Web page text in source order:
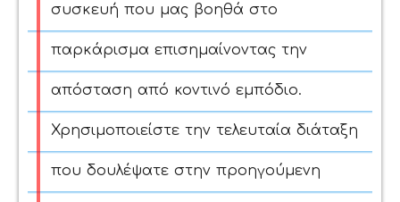
συσκευή που μας βοηθά στο
παρκάρισμα επισημαίνοντας την
απόσταση από κοντινό εμπόδιο.
Χρησιμοποιείστε την τελευταία διάταξη
που δουλέψατε στην προηγούμενη